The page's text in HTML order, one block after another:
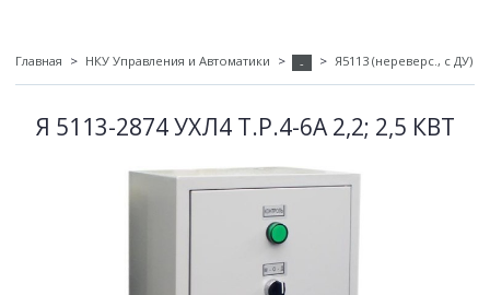
Главная НКУ Управления и Автоматики - Я5113 (нереверс., с ДУ)
Я 5113-2874 УХЛ4 Т.Р.4-6А 2,2; 2,5 КВТ